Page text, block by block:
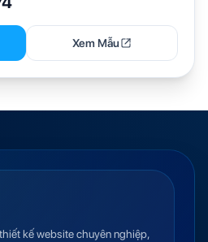
Xem Mẫu
kế website chuyên nghiệp,